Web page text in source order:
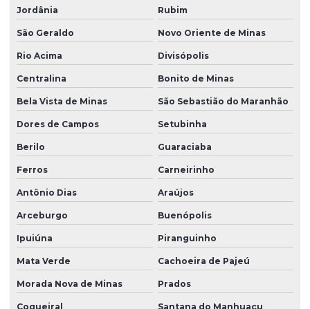
Jordânia Rubim
São Geraldo Novo Oriente de Minas
Rio Acima Divisópolis
Centralina Bonito de Minas
Bela Vista de Minas São Sebastião do Maranhão
Dores de Campos Setubinha
Berilo Guaraciaba
Ferros Carneirinho
Antônio Dias Araújos
Arceburgo Buenópolis
Ipuiúna Piranguinho
Mata Verde Cachoeira de Pajeú
Morada Nova de Minas Prados
Coqueiral Santana do Manhuaçu